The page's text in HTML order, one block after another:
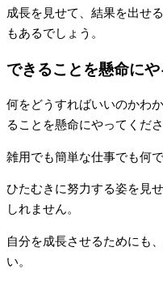
成長を見せて、結果を出せ
もあるでしょう。
できることを懸命にや
何をどうすればいいのかわ
ることを懸命にやってくださ
雑用でも簡単な仕事でも何
ひたむきに努力する姿を見
しれません。
自分を成長させるためにも
い。